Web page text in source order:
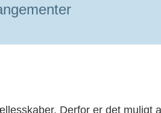
Derfor er det muligt